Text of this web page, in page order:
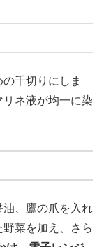
千切りにしま
ネ液が均一に染
、鷹の爪を入れ
菜を加え、さら